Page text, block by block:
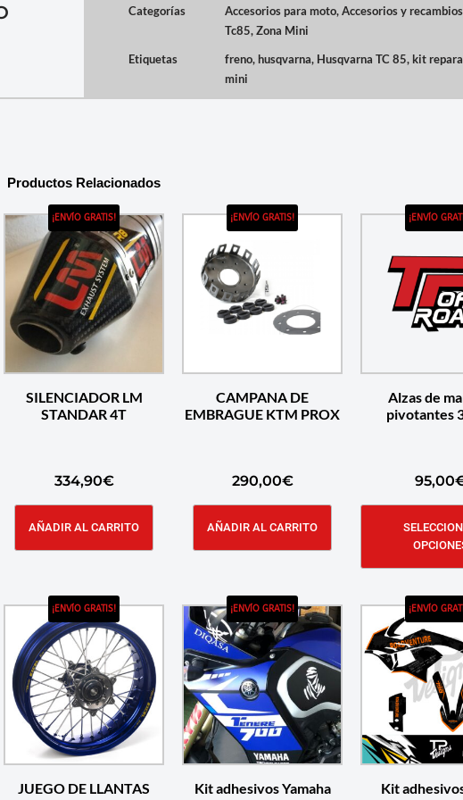
Categorías
Accesorios para moto,Accesorios y
Tc85,Zona Mini
Etiquetas
freno,husqvarna, Husqvarna TC 85, kit
mini
Productos Relacionados
¡ENVÍO GRATIS!
SILENCIADOR LM
STANDAR 4T
334,90€
AÑADIR AL CARRITO
¡ENVÍO GRATIS!
CAMPANA DE
EMBRAGUE KTM PROX
290,00€
AÑADIR AL CARRITO
¡ENVÍO
Alzas de
pivotantes
95,00
¡ENVÍO GRATIS!
JUEGO DE LLANTAS
¡ENVÍO GRATIS!
Kit adhesivos Yamaha
¡ENVÍO
Kit